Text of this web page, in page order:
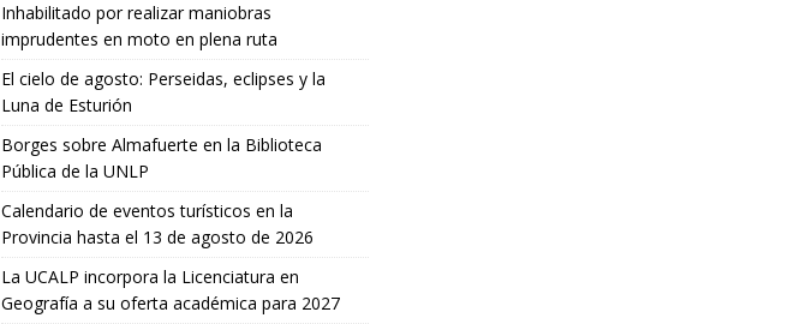
Inhabilitado por realizar maniobras
imprudentes en moto en plena ruta
El cielo de agosto: Perseidas, eclipses y la
Luna de Esturión
Borges sobre Almafuerte en la Biblioteca
Pública de la UNLP
Calendario de eventos turísticos en la
Provincia hasta el 13 de agosto de 2026
La UCALP incorpora la Licenciatura en
Geografía a su oferta académica para 2027